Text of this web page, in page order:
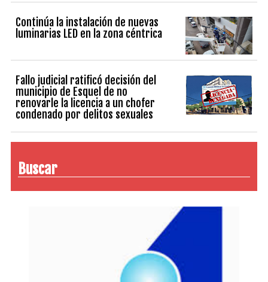
Continúa la instalación de nuevas
luminarias LED en la zona céntrica
Fallo judicial ratificó decisión del
municipio de Esquel de no
renovarle la licencia a un chofer
condenado por delitos sexuales
Buscar